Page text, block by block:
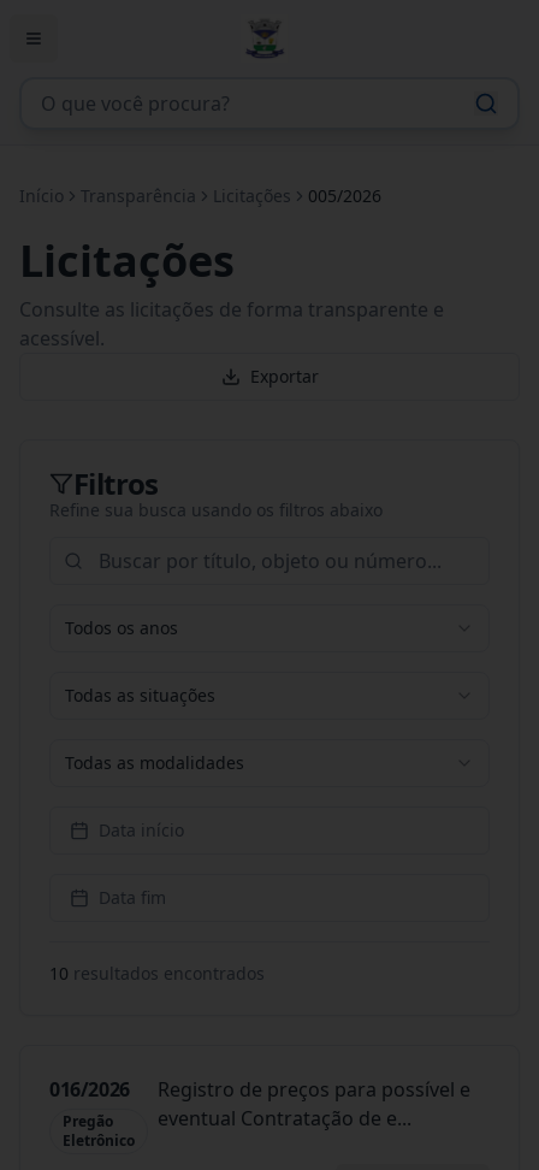
Início Transparência Licitações 005/2026
Licitações
Consulte as licitações de forma transparente e
acessível.
Exportar
Filtros
Refine sua busca usando os filtros abaixo
Todos os anos
Todas as situações
Todas as modalidades
Data início
Data fim
10 resultados encontrados
016/2026
Pregão
Eletrônico
Registro de preços para possível e
eventual Contratação de e...